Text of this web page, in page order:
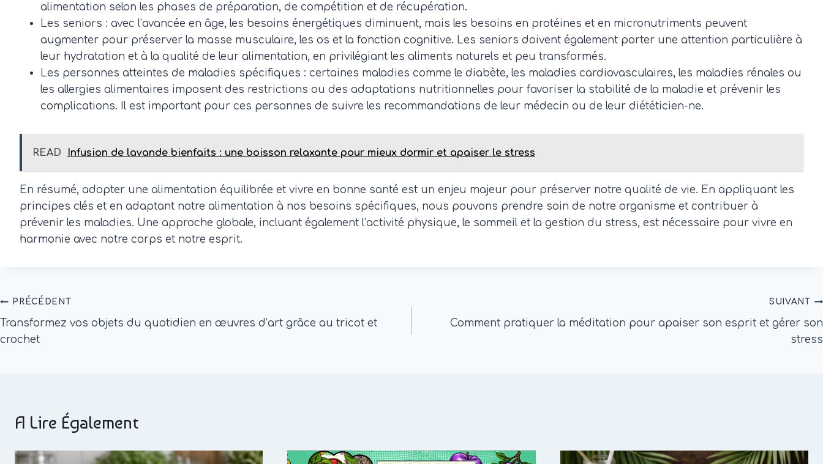
alimentation selon les phases de préparation, de compétition et de récupération.
Les seniors : avec l’avancée en âge, les besoins énergétiques diminuent, mais les besoins en protéines et en micronutriments peuvent
augmenter pour préserver la masse musculaire, les os et la fonction cognitive. Les seniors doivent également porter une attention particulière à
leur hydratation et à la qualité de leur alimentation, en privilégiant les aliments naturels et peu transformés.
Les personnes atteintes de maladies spécifiques : certaines maladies comme le diabète, les maladies cardiovasculaires, les maladies rénales ou
les allergies alimentaires imposent des restrictions ou des adaptations nutritionnelles pour favoriser la stabilité de la maladie et prévenir les
complications. Il est important pour ces personnes de suivre les recommandations de leur médecin ou de leur diététicien-ne.
READ Infusion de lavande bienfaits : une boisson relaxante pour mieux dormir et apaiser le stress
En résumé, adopter une alimentation équilibrée et vivre en bonne santé est un enjeu majeur pour préserver notre qualité de vie. En appliquant les
principes clés et en adaptant notre alimentation à nos besoins spécifiques, nous pouvons prendre soin de notre organisme et contribuer à
prévenir les maladies. Une approche globale, incluant également l’activité physique, le sommeil et la gestion du stress, est nécessaire pour vivre en
harmonie avec notre corps et notre esprit.
Navigation
De
PRÉCÉDENT
Transformez vos objets du quotidien en œuvres d’art grâce au tricot et
crochet
SUIVANT
Comment pratiquer la méditation pour apaiser son esprit et gérer son
stress
A Lire Également